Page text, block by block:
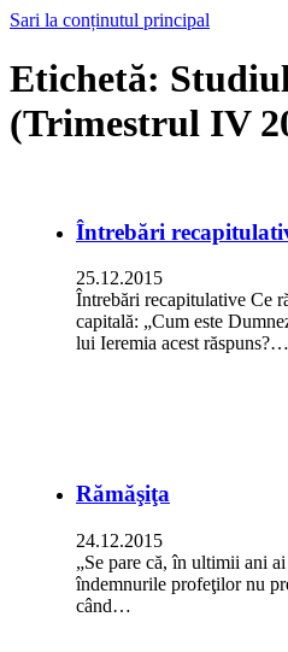
Sari la conținutul principal
Etichetă:
(Trimestrul IV
Întrebări
25.12.2015
Întrebări recapitulative Ce
capitală: „Cum este
lui Ieremia acest răspuns?…
Rămăşiţa
24.12.2015
„Se pare că, în ultimii ani
îndemnurile profeţilor nu
când…